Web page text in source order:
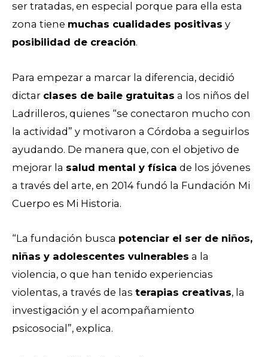
ser tratadas, en especial porque para ella esta
zona tiene muchas cualidades positivas y
posibilidad de creación.
Para empezar a marcar la diferencia, decidió
dictar clases de baile gratuitas a los niños del
Ladrilleros, quienes “se conectaron mucho con
la actividad” y motivaron a Córdoba a seguirlos
ayudando. De manera que, con el objetivo de
mejorar la salud mental y física de los jóvenes
a través del arte, en 2014 fundó la Fundación Mi
Cuerpo es Mi Historia.
“La fundación busca potenciar el ser de niños,
niñas y adolescentes vulnerables a la
violencia, o que han tenido experiencias
violentas, a través de las terapias creativas, la
investigación y el acompañamiento
psicosocial”, explica.